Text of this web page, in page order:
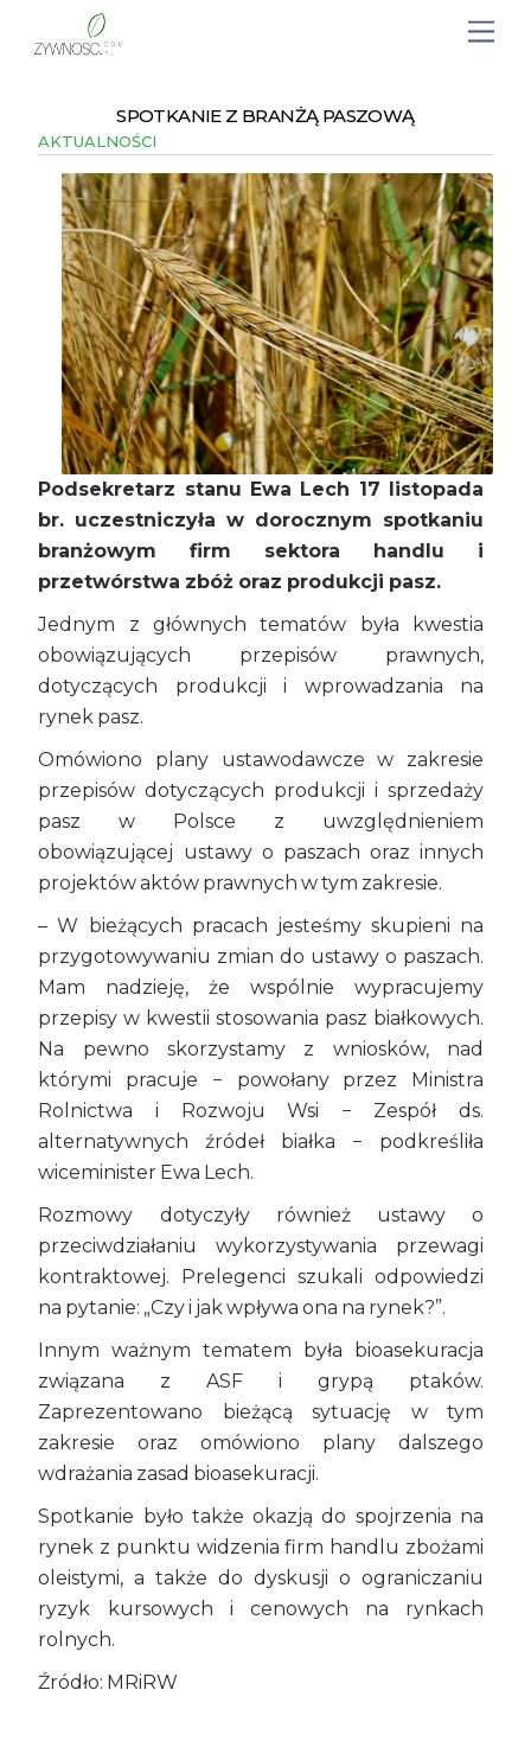
SPOTKANIE Z BRANŻĄ PASZOWĄ
AKTUALNOŚCI
Podsekretarz stanu Ewa Lech 17 listopada
br. uczestniczyła w dorocznym spotkaniu
branżowym firm sektora handlu i
przetwórstwa zbóż oraz produkcji pasz.
Jednym z głównych tematów była kwestia
obowiązujących przepisów prawnych,
dotyczących produkcji i wprowadzania na
rynek pasz.
Omówiono plany ustawodawcze w zakresie
przepisów dotyczących produkcji i sprzedaży
pasz w Polsce z uwzględnieniem
obowiązującej ustawy o paszach oraz innych
projektów aktów prawnych w tym zakresie.
– W bieżących pracach jesteśmy skupieni na
przygotowywaniu zmian do ustawy o paszach.
Mam nadzieję, że wspólnie wypracujemy
przepisy w kwestii stosowania pasz białkowych.
Na pewno skorzystamy z wniosków, nad
którymi pracuje − powołany przez Ministra
Rolnictwa i Rozwoju Wsi − Zespół ds.
alternatywnych źródeł białka − podkreśliła
wiceminister Ewa Lech.
Rozmowy dotyczyły również ustawy o
przeciwdziałaniu wykorzystywania przewagi
kontraktowej. Prelegenci szukali odpowiedzi
na pytanie: „Czy i jak wpływa ona na rynek?”.
Innym ważnym tematem była bioasekuracja
związana z ASF i grypą ptaków.
Zaprezentowano bieżącą sytuację w tym
zakresie oraz omówiono plany dalszego
wdrażania zasad bioasekuracji.
Spotkanie było także okazją do spojrzenia na
rynek z punktu widzenia firm handlu zbożami
oleistymi, a także do dyskusji o ograniczaniu
ryzyk kursowych i cenowych na rynkach
rolnych.
Źródło: MRiRW